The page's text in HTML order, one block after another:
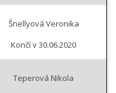
Šnellyová Veronika
Končí v 30.06.2020
Teperová Nikola